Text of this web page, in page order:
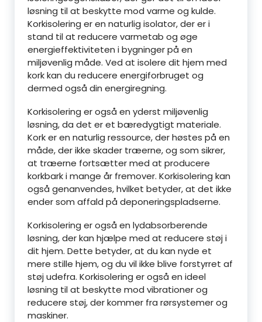
løsning til at beskytte mod varme og kulde.
Korkisolering er en naturlig isolator, der er i
stand til at reducere varmetab og øge
energieffektiviteten i bygninger på en
miljøvenlig måde. Ved at isolere dit hjem med
kork kan du reducere energiforbruget og
dermed også din energiregning.
Korkisolering er også en yderst miljøvenlig
løsning, da det er et bæredygtigt materiale.
Kork er en naturlig ressource, der høstes på en
måde, der ikke skader træerne, og som sikrer,
at træerne fortsætter med at producere
korkbark i mange år fremover. Korkisolering kan
også genanvendes, hvilket betyder, at det ikke
ender som affald på deponeringspladserne.
Korkisolering er også en lydabsorberende
løsning, der kan hjælpe med at reducere støj i
dit hjem. Dette betyder, at du kan nyde et
mere stille hjem, og du vil ikke blive forstyrret af
støj udefra. Korkisolering er også en ideel
løsning til at beskytte mod vibrationer og
reducere støj, der kommer fra rørsystemer og
maskiner.